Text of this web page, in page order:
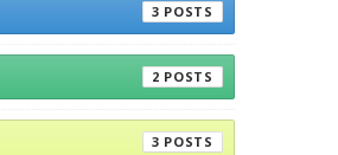
3
2
3